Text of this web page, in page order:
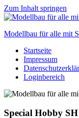
Zum Inhalt springen
Modellbau für alle mit
Scale
modelling
to
Startseite
Impressum
Loginbereich
Special Hobby